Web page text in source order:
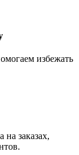
избежать
на заказах,